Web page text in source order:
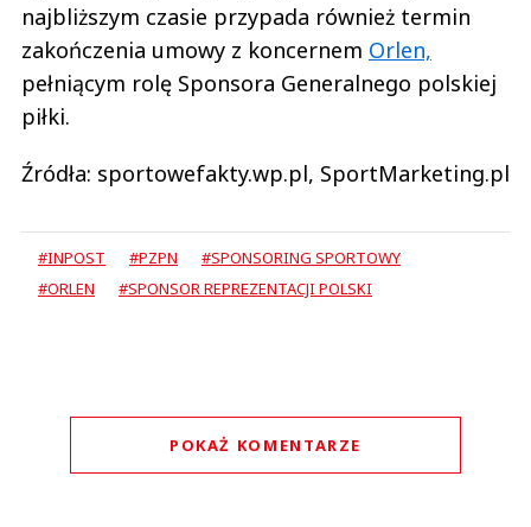
najbliższym czasie przypada również termin
zakończenia umowy z koncernem Orlen,
pełniącym rolę Sponsora Generalnego polskiej
piłki.
Źródła: sportowefakty.wp.pl, SportMarketing.pl
#INPOST #PZPN
#SPONSORING SPORTOWY
#ORLEN
#SPONSOR REPREZENTACJI POLSKI
POKAŻ KOMENTARZE